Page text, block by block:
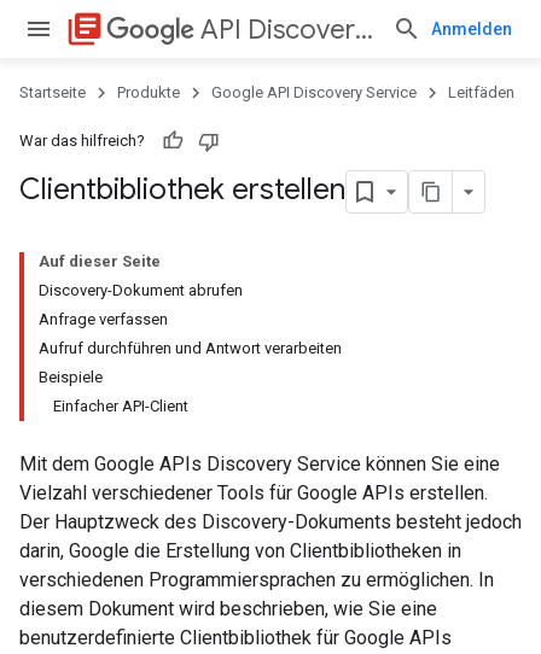
library_books API Discovery Service Anmelden
Startseite Produkte Google API Discovery Service Leitfäden
War das hilfreich?
Clientbibliothek erstellen
Auf dieser Seite
Discovery-Dokument abrufen
Anfrage verfassen
Aufruf durchführen und Antwort verarbeiten
Beispiele
Einfacher API-Client
Mit dem Google APIs Discovery Service können Sie eine
Vielzahl verschiedener Tools für Google APIs erstellen.
Der Hauptzweck des Discovery-Dokuments besteht jedoch
darin, Google die Erstellung von Clientbibliotheken in
verschiedenen Programmiersprachen zu ermöglichen. In
diesem Dokument wird beschrieben, wie Sie eine
benutzerdefinierte Clientbibliothek für Google APIs